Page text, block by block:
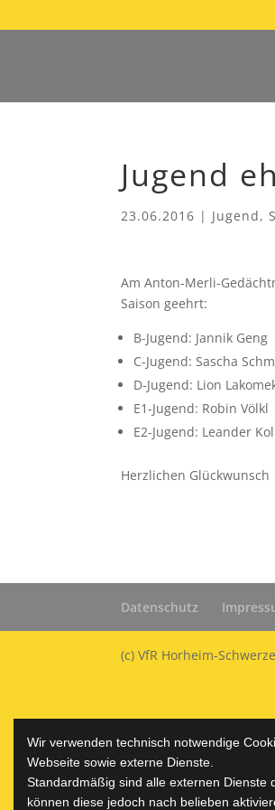
Jugend
23.06.2016 | Jugend,
Am Anton-Merli-
Saison geehrt:
B-Jugend: Jannik Geng
C-Jugend: Sascha
D-Jugend: Lion
E1-Jugend: Robin Völkl
E2-Jugend: Leander
Herzlichen Glückwunsch
Datenschutz
(c) VfR Horheim-
Wir verwenden technisch notwendige
Webseite sowie externe Dienste.
Standardmäßig sind alle externen Dienste
können diese jedoch nach belieben